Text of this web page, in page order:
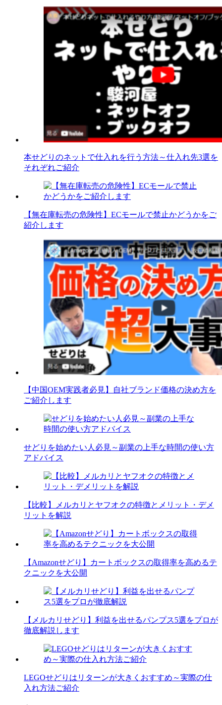
本せどりのネットで仕入れを行う方法～仕入れ先3選を
それぞれご紹介
【無在庫転売の危険性】ECモールで禁止かどうかをご
紹介します
【中国OEM実践者必見】自社ブランド価格の決め方を
ご紹介します
せどりを始めたい人必見～副業の上手な時間の使い方
アドバイス
【比較】メルカリとヤフオクの特徴とメリット・デメ
リットを解説
【Amazonせどり】カートボックスの取得率を高めるテ
クニックを大公開
【メルカリせどり】利益を出せるパンプス5選をプロが
徹底解説します
LEGOせどりはリターンが大きくおすすめ～実際の仕
入れ方法ご紹介